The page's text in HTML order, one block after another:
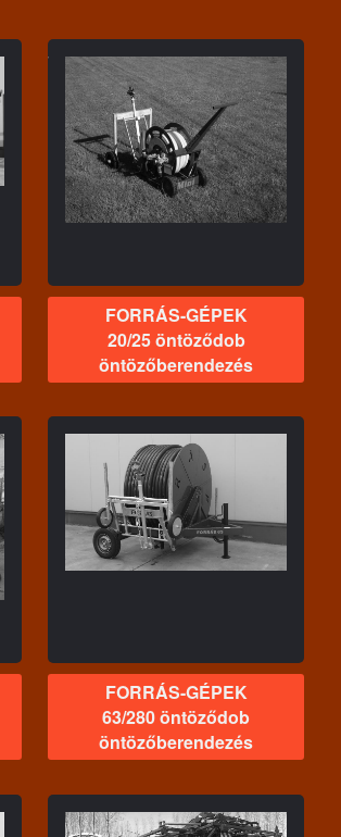
FORRÁS-GÉPEK
20/25 öntöződob
öntözőberendezés
FORRÁS-GÉPEK
63/280 öntöződob
öntözőberendezés